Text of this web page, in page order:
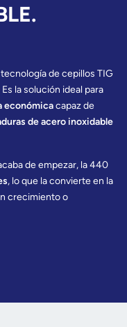
de cepillos TIG
Es la solución ideal para
económicacapaz de
de acero inoxidable
de empezar, la 440
, lo que la convierte en la
crecimiento o